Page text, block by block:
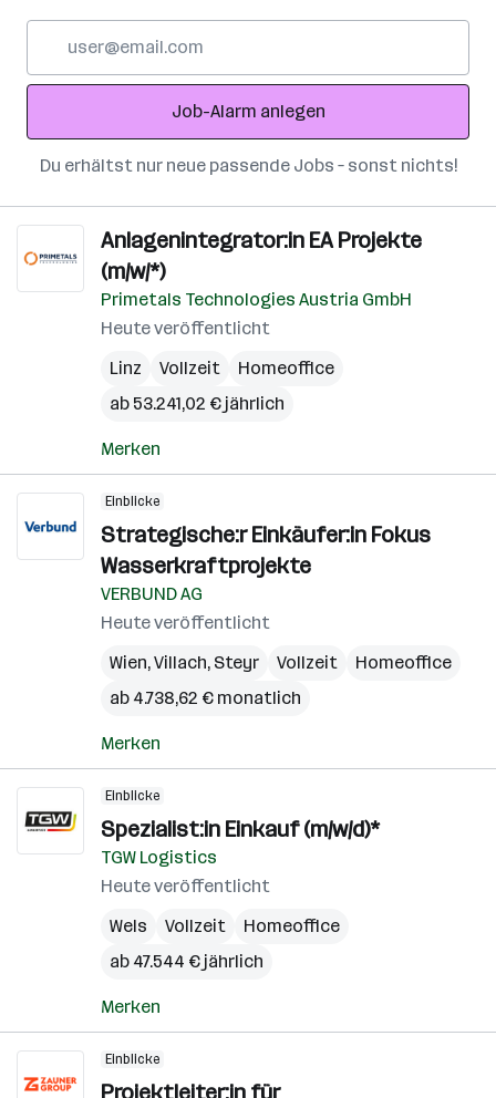
Adresse
Job-Alarm anlegen
Du erhältst nur neue passende Jobs – sonst nichts!
Anlagenintegrator:in EA Projekte
(m/w/*)
Primetals Technologies Austria GmbH
Heute veröffentlicht
Linz
Vollzeit
Homeoffice
ab 53.241,02 € jährlich
Merken
Einblicke
Strategische:r Einkäufer:in Fokus
Wasserkraftprojekte
VERBUND AG
Heute veröffentlicht
Wien,Villach, Steyr Vollzeit
Homeoffice
ab 4.738,62 € monatlich
Merken
Einblicke
Spezialist:in Einkauf (m/w/d)*
TGW Logistics
Heute veröffentlicht
Wels
Vollzeit
Homeoffice
ab 47.544 € jährlich
Merken
Einblicke
Projektleiter:in für